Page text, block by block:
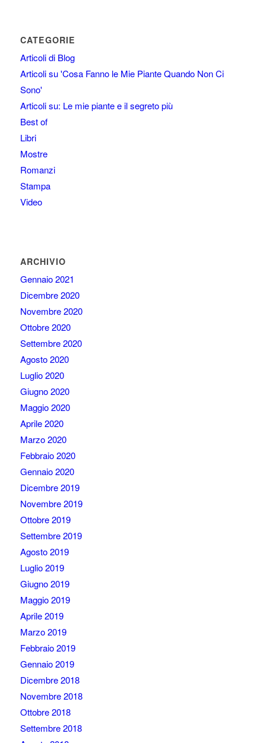
CATEGORIE
Articoli di Blog
Articoli su 'Cosa Fanno le Mie Piante Quando Non Ci
Sono'
Articoli su: Le mie piante e il segreto più
Best of
Libri
Mostre
Romanzi
Stampa
Video
ARCHIVIO
Gennaio 2021
Dicembre 2020
Novembre 2020
Ottobre 2020
Settembre 2020
Agosto 2020
Luglio 2020
Giugno 2020
Maggio 2020
Aprile 2020
Marzo 2020
Febbraio 2020
Gennaio 2020
Dicembre 2019
Novembre 2019
Ottobre 2019
Settembre 2019
Agosto 2019
Luglio 2019
Giugno 2019
Maggio 2019
Aprile 2019
Marzo 2019
Febbraio 2019
Gennaio 2019
Dicembre 2018
Novembre 2018
Ottobre 2018
Settembre 2018